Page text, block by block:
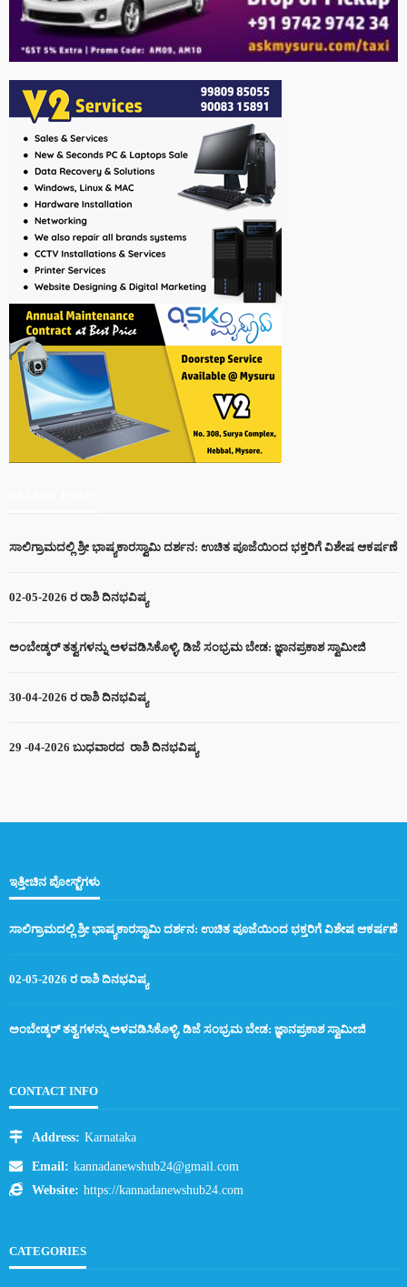
ಸಾಲಿಗ್ರಾಮದಲ್ಲಿ ಶ್ರೀ ಭಾಷ್ಯಕಾರಸ್ವಾಮಿ ದರ್ಶನ: ಉಚಿತ ಪೂಜೆಯಿಂದ ಭಕ್ತರಿಗೆ ವಿಶೇಷ ಆಕರ್ಷಣೆ
02-05-2026 ರ ರಾಶಿ ದಿನಭವಿಷ್ಯ
ಅಂಬೇಡ್ಕರ್ ತತ್ವಗಳನ್ನು ಅಳವಡಿಸಿಕೊಳ್ಳಿ, ಡಿಜೆ ಸಂಭ್ರಮ ಬೇಡ: ಜ್ಞಾನಪ್ರಕಾಶ ಸ್ವಾಮೀಜಿ
30-04-2026 ರ ರಾಶಿ ದಿನಭವಿಷ್ಯ
29 -04-2026 ಬುಧವಾರದ ರಾಶಿ ದಿನಭವಿಷ್ಯ
ಇತ್ತೀಚಿನ ಪೋಸ್ಟ್‌ಗಳು
ಸಾಲಿಗ್ರಾಮದಲ್ಲಿ ಶ್ರೀ ಭಾಷ್ಯಕಾರಸ್ವಾಮಿ ದರ್ಶನ: ಉಚಿತ ಪೂಜೆಯಿಂದ ಭಕ್ತರಿಗೆ ವಿಶೇಷ ಆಕರ್ಷಣೆ
02-05-2026 ರ ರಾಶಿ ದಿನಭವಿಷ್ಯ
ಅಂಬೇಡ್ಕರ್ ತತ್ವಗಳನ್ನು ಅಳವಡಿಸಿಕೊಳ್ಳಿ, ಡಿಜೆ ಸಂಭ್ರಮ ಬೇಡ: ಜ್ಞಾನಪ್ರಕಾಶ ಸ್ವಾಮೀಜಿ
CONTACT INFO
Address: Karnataka
Email: kannadanewshub24@gmail.com
Website: https://kannadanewshub24.com
CATEGORIES